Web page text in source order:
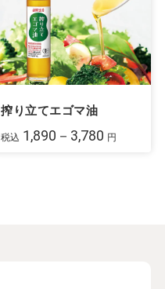
搾り立てエゴマ油
税込 1,890－3,780 円